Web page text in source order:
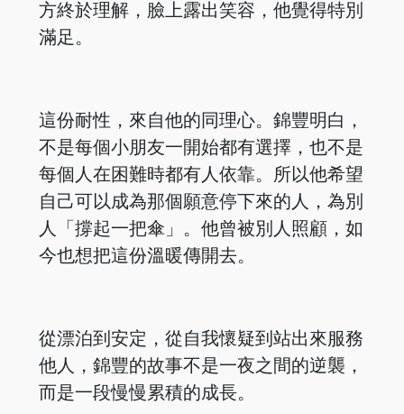
方終於理解，臉上露出笑容，他覺得特別
滿足。
這份耐性，來自他的同理心。錦豐明白，
不是每個小朋友一開始都有選擇，也不是
每個人在困難時都有人依靠。所以他希望
自己可以成為那個願意停下來的人，為別
人「撐起一把傘」。他曾被別人照顧，如
今也想把這份溫暖傳開去。
從漂泊到安定，從自我懷疑到站出來服務
他人，錦豐的故事不是一夜之間的逆襲，
而是一段慢慢累積的成長。